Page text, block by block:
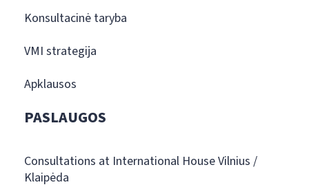
Konsultacinė taryba
VMI strategija
Apklausos
PASLAUGOS
Consultations at International House Vilnius /
Klaipėda